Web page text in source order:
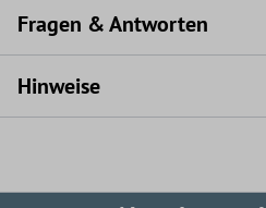
Fragen & Antworten
Hinweise